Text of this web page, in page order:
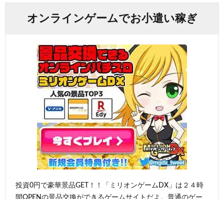
オンラインゲームでお小遣い稼ぎ
投資0円で豪華景品GET！！「ミリオンゲームDX」は２４時
間OPENの景品交換ができるゲームサイトだよ。普通のゲー